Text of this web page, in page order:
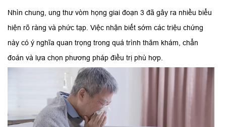
Nhìn chung, ung thư vòm họng giai đoạn 3 đã gây ra nhiều biểu
hiện rõ ràng và phức tạp. Việc nhận biết sớm các triệu chứng
này có ý nghĩa quan trọng trong quá trình thăm khám, chẩn
đoán và lựa chọn phương pháp điều trị phù hợp.